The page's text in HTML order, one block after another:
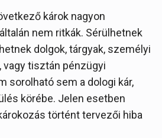
károk nagyon
nem ritkák. Sérülhetnek
dolgok, tárgyak, személyi
tisztán pénzügyi
sorolható sem a dologi kár,
körébe. Jelen esetben
történt tervezői hiba